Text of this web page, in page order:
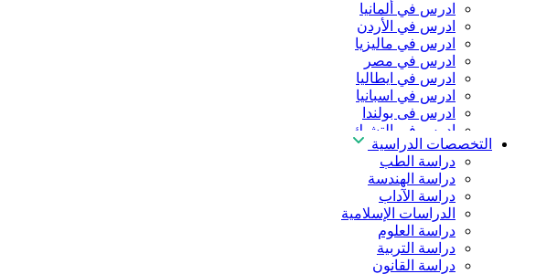
ادرس في ألمانيا
ادرس في الأردن
ادرس في ماليزيا
ادرس في مصر
ادرس في ايطاليا
ادرس في اسبانيا
ادرس فى بولندا
ادرس فى التشيك
ادرس في المجر
ادرس في الصين
التخصصات الدراسية
دراسة الطب
دراسة الهندسة
دراسة الآداب
الدراسات الإسلامية
دراسة العلوم
دراسة التربية
دراسة القانون